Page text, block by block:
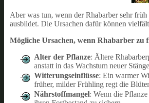
Aber was tun, wenn der Rhabarber sehr
ausbildet. Die Ursachen dafür können
Mögliche Ursachen, wenn Rhabarber zu
Alter der Pflanze: Ältere
anstatt in das Wachstum neuer
Witterungseinflüsse: Ein warmer
früher, milder Frühling regt die
Nährstoffmangel: Wenn die